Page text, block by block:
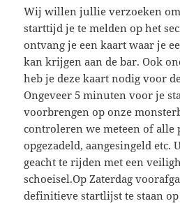
Wij willen jullie verzoeken
starttijd je te melden op het
ontvang je een kaart waar je
kan krijgen aan de bar. Ook
heb je deze kaart nodig voor
Ongeveer 5 minuten voor je
voorbrengen op onze
controleren we meteen of alle
opgezadeld, aangesingeld etc.
geacht te rijden met een
schoeisel.Op Zaterdag
definitieve startlijst te staan